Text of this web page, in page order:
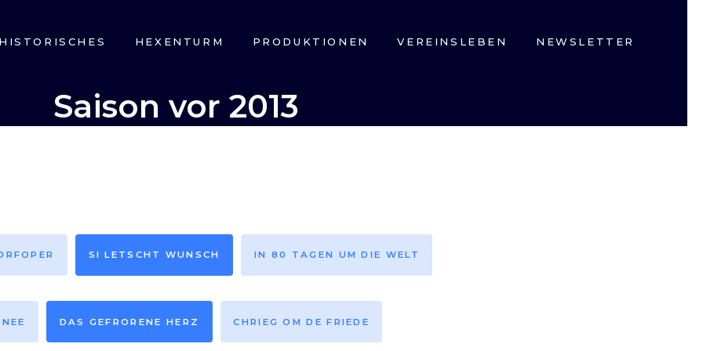
HISTORISCHES HEXENTURM PRODUKTIONEN VEREINSLEBEN NEWSLETTER
Saison vor 2013
SI LETSCHT WUNSCH IN 80 TAGEN UM DIE WELT
DAS GEFRORENE HERZ CHRIEG OM DE FRIEDE